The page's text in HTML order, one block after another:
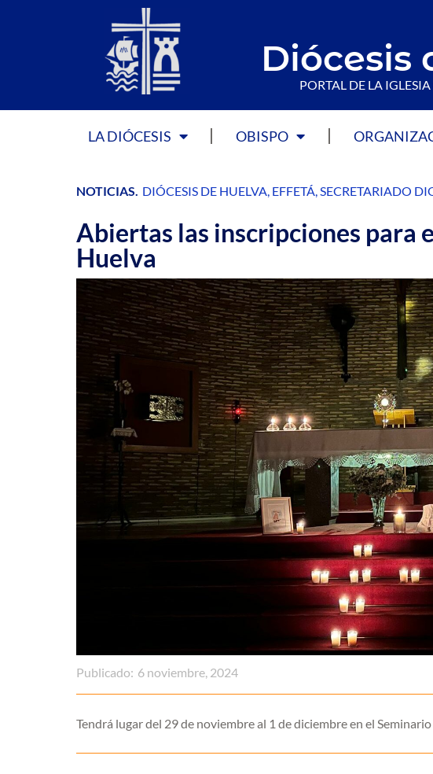
Diócesis
PORTAL DE LA
LA DIÓCESIS OBISPO
NOTICIAS. DIÓCESIS DE HUELVA, EFFETÁ,SECRETARIADO
Abiertas las inscripciones para
Huelva
Publicado: 6 noviembre, 2024
Tendrá lugar del 29 de noviembre al 1 de diciembre en el